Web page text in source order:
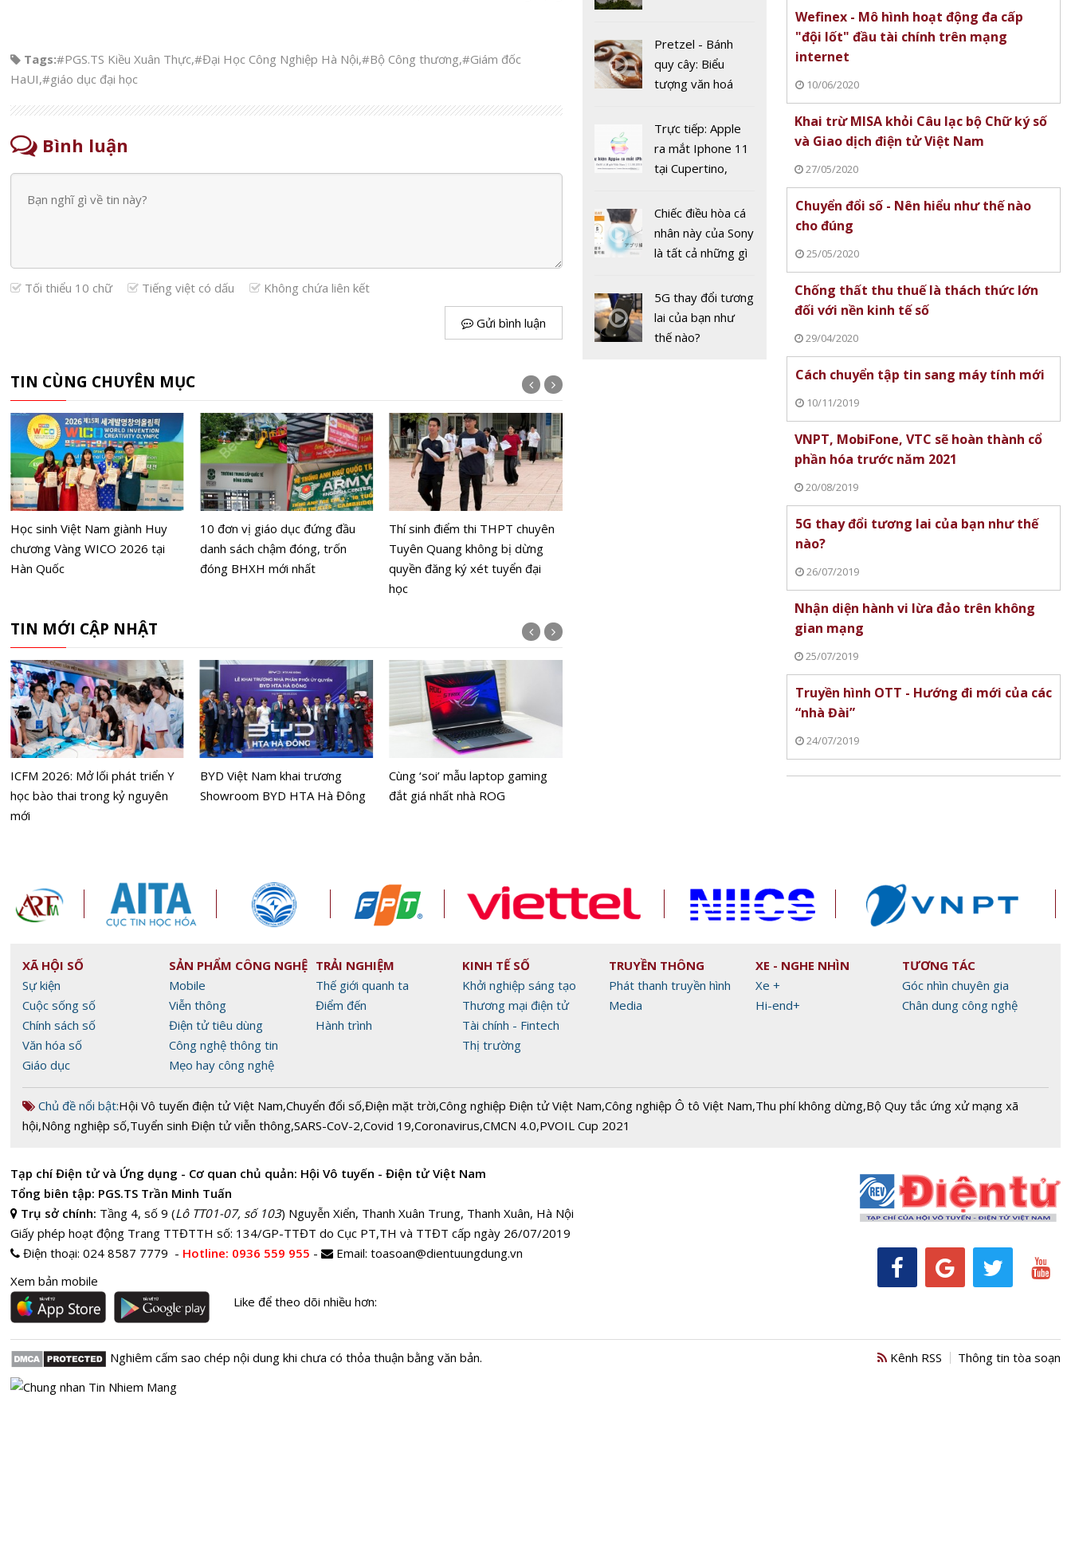
Tags:#PGS.TS Kiều Xuân Thực,#Đại Học Công Nghiệp Hà Nội,#Bộ Công thương,#Giám đốc
HaUI,#giáo dục đại học
Bình luận
Tối thiểu 10 chữ Tiếng việt có dấu Không chứa liên kết
Gửi bình luận
TIN CÙNG CHUYÊN MỤC
Học sinh Việt Nam giành Huy
chương Vàng WICO 2026 tại
Hàn Quốc
10 đơn vị giáo dục đứng đầu
danh sách chậm đóng, trốn
đóng BHXH mới nhất
Thí sinh điểm thi THPT chuyên
Tuyên Quang không bị dừng
quyền đăng ký xét tuyển đại
học
PGS.TS Phạm Quang Hưng
được bổ nhiệm giữ chức Thứ
trưởng Bộ Giáo dục và Đào tạo
nhiệm làm Phó
học Bách khoa Hà
TIN MỚI CẬP NHẬT
ICFM 2026: Mở lối phát triển Y
học bào thai trong kỷ nguyên
mới
BYD Việt Nam khai trương
Showroom BYD HTA Hà Đông
Cùng ‘soi’ mẫu laptop gaming
đắt giá nhất nhà ROG
Đánh giá máy giặt LG AI DD 2.0
inverter (FX1412S3KAV) sau
hơn một tháng sử dụng
thương hiệu máy lọc
ANJIER
đánh giá năng lực
tư duy Toán học
quốc tế
Pretzel - Bánh
quy cây: Biểu
tượng văn hoá
tranh cãi về nguồn
gốc
Trực tiếp: Apple
ra mắt Iphone 11
tại Cupertino,
Chiếc điều hòa cá
nhân này của Sony
là tất cả những gì
sót qua mùa hè
nóng nực
5G thay đổi tương
lai của bạn như
thế nào?
Wefinex - Mô hình hoạt động đa cấp
"đội lốt" đầu tài chính trên mạng
internet
10/06/2020
Khai trừ MISA khỏi Câu lạc bộ Chữ ký số
và Giao dịch điện tử Việt Nam
27/05/2020
Chuyển đổi số - Nên hiểu như thế nào
cho đúng
25/05/2020
Chống thất thu thuế là thách thức lớn
đối với nền kinh tế số
29/04/2020
Cách chuyển tập tin sang máy tính mới
10/11/2019
VNPT, MobiFone, VTC sẽ hoàn thành cổ
phần hóa trước năm 2021
20/08/2019
5G thay đổi tương lai của bạn như thế
nào?
26/07/2019
Nhận diện hành vi lừa đảo trên không
gian mạng
25/07/2019
Truyền hình OTT - Hướng đi mới của các
“nhà Đài”
24/07/2019
XÃ HỘI SỐ
Sự kiện
Cuộc sống số
Chính sách số
Văn hóa số
Giáo dục
SẢN PHẨM CÔNG NGHỆ
Mobile
Viễn thông
Điện tử tiêu dùng
Công nghệ thông tin
Mẹo hay công nghệ
TRẢI NGHIỆM
Thế giới quanh ta
Điểm đến
Hành trình
KINH TẾ SỐ
Khởi nghiệp sáng tạo
Thương mại điện tử
Tài chính - Fintech
Thị trường
TRUYỀN THÔNG
Phát thanh truyền hình
Media
XE - NGHE NHÌN
Xe +
Hi-end+
TƯƠNG TÁC
Góc nhìn chuyên gia
Chân dung công nghệ
Chủ đề nổi bật:Hội Vô tuyến điện tử Việt Nam,Chuyển đổi số,Điện mặt trời,Công nghiệp Điện tử Việt Nam,Công nghiệp Ô tô Việt Nam,Thu phí không dừng,Bộ Quy tắc ứng xử mạng xã
hội,Nông nghiệp số,Tuyển sinh Điện tử viễn thông,SARS-CoV-2,Covid 19,Coronavirus,CMCN 4.0,PVOIL Cup 2021
Tạp chí Điện tử và Ứng dụng - Cơ quan chủ quản: Hội Vô tuyến - Điện tử Việt Nam
Tổng biên tập: PGS.TS Trần Minh Tuấn
Trụ sở chính: Tầng 4, số 9 (Lô TT01-07, số 103) Nguyễn Xiển, Thanh Xuân Trung, Thanh Xuân, Hà Nội
Giấy phép hoạt động Trang TTĐTTH số: 134/GP-TTĐT do Cục PT,TH và TTĐT cấp ngày 26/07/2019
Điện thoại: 024 8587 7779 - Hotline: 0936 559 955 - Email: toasoan@dientuungdung.vn
Xem bản mobile
Like để theo dõi nhiều hơn:
Nghiêm cấm sao chép nội dung khi chưa có thỏa thuận bằng văn bản. Kênh RSS Thông tin tòa soạn